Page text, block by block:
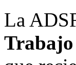
La
Trabajo